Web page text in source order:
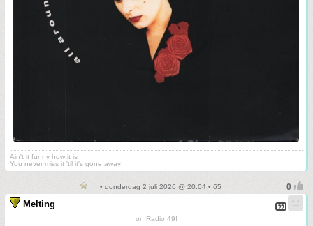
Ain't it funny how it is
You never miss it 'til it's gone away!
• donderdag 2 juli 2026 @ 20:04 • 65
Melting
on Radio 49!